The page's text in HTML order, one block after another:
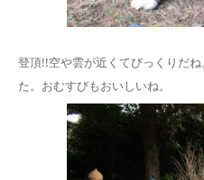
登頂!!空や雲が近くてびっくりだ
た。おむすびもおいしいね。